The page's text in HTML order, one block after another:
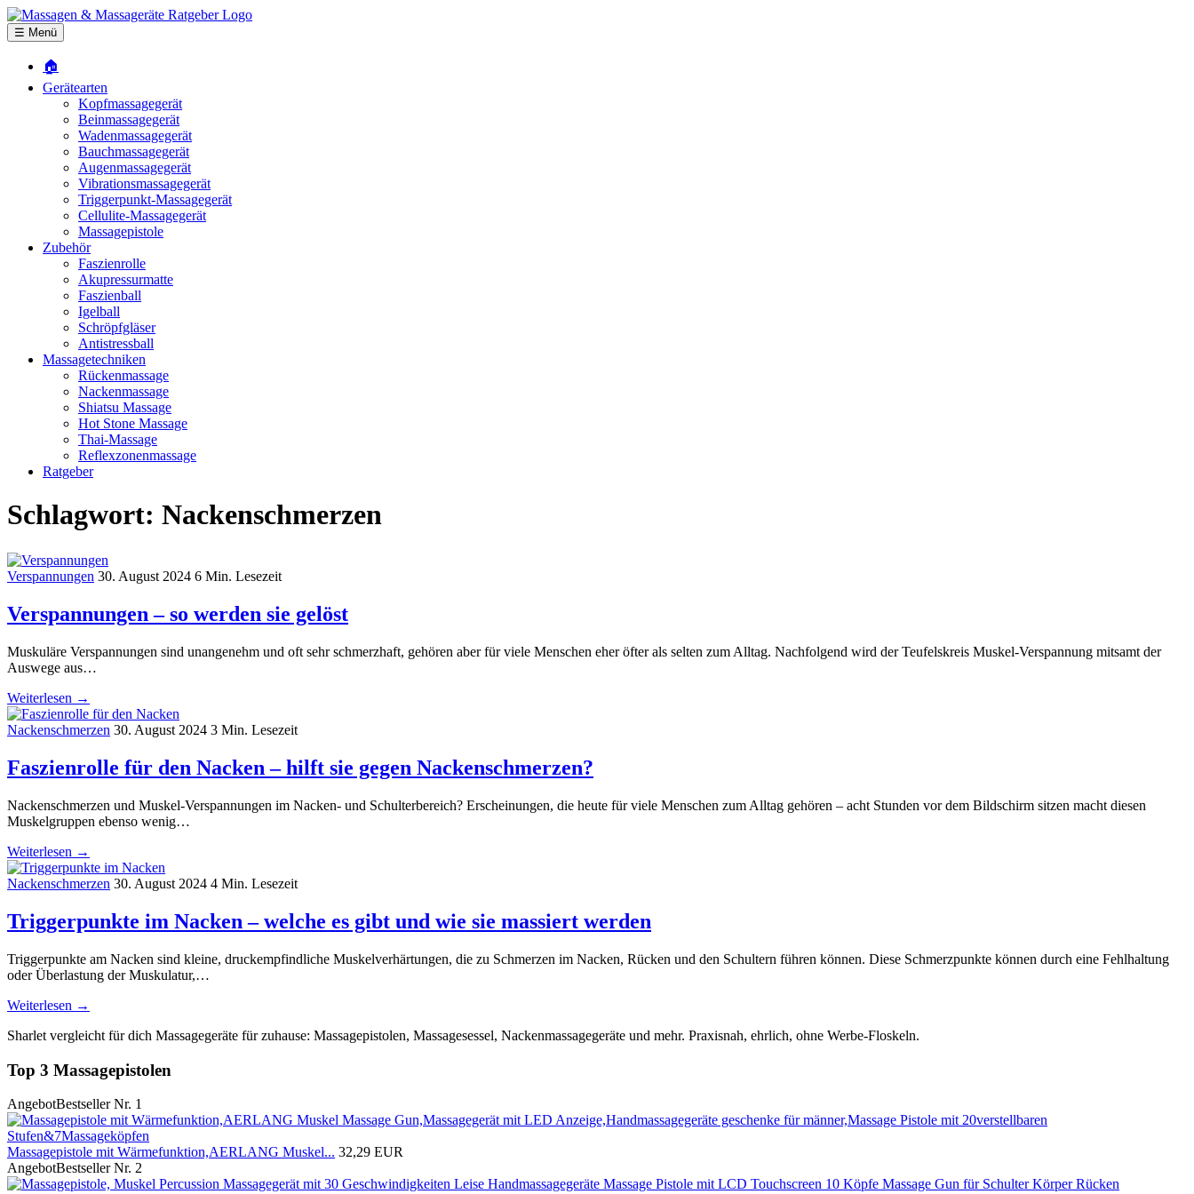
☰ Menü
🏠
Gerätearten
Kopfmassagegerät
Beinmassagegerät
Wadenmassagegerät
Bauchmassagegerät
Augenmassagegerät
Vibrationsmassagegerät
Triggerpunkt-Massagegerät
Cellulite-Massagegerät
Massagepistole
Zubehör
Faszienrolle
Akupressurmatte
Faszienball
Igelball
Schröpfgläser
Antistressball
Massagetechniken
Rückenmassage
Nackenmassage
Shiatsu Massage
Hot Stone Massage
Thai-Massage
Reflexzonenmassage
Ratgeber
Schlagwort: Nackenschmerzen
Verspannungen 30. August 2024 6 Min. Lesezeit
Verspannungen – so werden sie gelöst
Muskuläre Verspannungen sind unangenehm und oft sehr schmerzhaft, gehören aber für viele Menschen eher öfter als selten zum Alltag. Nachfolgend wird der Teufelskreis Muskel-Verspannung mitsamt der
Auswege aus…
Weiterlesen →
Nackenschmerzen 30. August 2024 3 Min. Lesezeit
Faszienrolle für den Nacken – hilft sie gegen Nackenschmerzen?
Nackenschmerzen und Muskel-Verspannungen im Nacken- und Schulterbereich? Erscheinungen, die heute für viele Menschen zum Alltag gehören – acht Stunden vor dem Bildschirm sitzen macht diesen
Muskelgruppen ebenso wenig…
Weiterlesen →
Nackenschmerzen 30. August 2024 4 Min. Lesezeit
Triggerpunkte im Nacken – welche es gibt und wie sie massiert werden
Triggerpunkte am Nacken sind kleine, druckempfindliche Muskelverhärtungen, die zu Schmerzen im Nacken, Rücken und den Schultern führen können. Diese Schmerzpunkte können durch eine Fehlhaltung
oder Überlastung der Muskulatur,…
Weiterlesen →
Sharlet vergleicht für dich Massagegeräte für zuhause: Massagepistolen, Massagesessel, Nackenmassagegeräte und mehr. Praxisnah, ehrlich, ohne Werbe-Floskeln.
Top 3 Massagepistolen
AngebotBestseller Nr. 1
Massagepistole mit Wärmefunktion,AERLANG Muskel... 32,29 EUR
AngebotBestseller Nr. 2